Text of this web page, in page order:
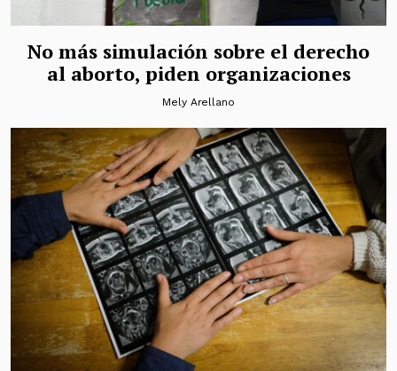
No más simulación sobre el derecho
al aborto, piden organizaciones
Mely Arellano